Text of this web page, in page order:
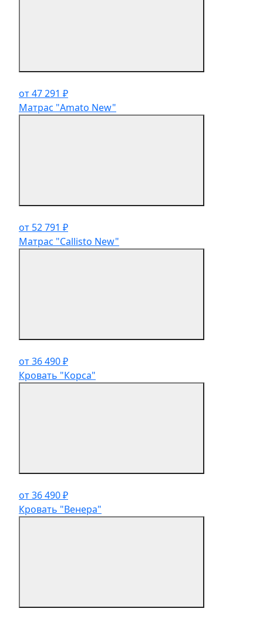
от 47 291 ₽
Матрас "Amato New"
от 52 791 ₽
Матрас "Callisto New"
от 36 490 ₽
Кровать "Корса"
от 36 490 ₽
Кровать "Венера"